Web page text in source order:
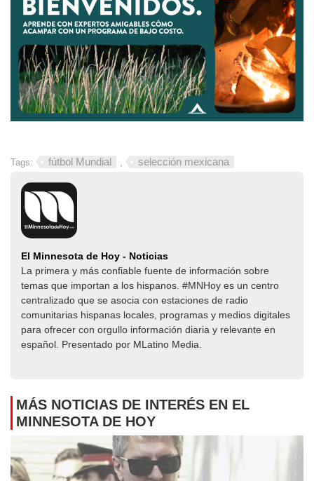
Tags: fútbol Mundial , selección mexicana
El Minnesota de Hoy - Noticias
La primera y más confiable fuente de información sobre
temas que importan a los hispanos. #MNHoy es un centro
centralizado que se asocia con estaciones de radio
comunitarias hispanas locales, programas y medios digitales
para ofrecer con orgullo información diaria y relevante en
español. Presentado por MLatino Media.
MÁS NOTICIAS DE INTERÉS EN EL
MINNESOTA DE HOY